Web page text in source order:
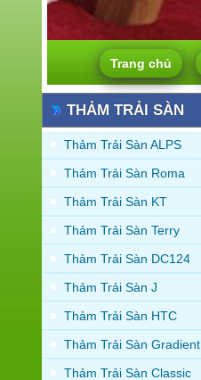
Trang chủ
THẢM TRẢI SÀN
Thảm Trải Sàn ALPS
Thảm Trải Sàn Roma
Thảm Trải Sàn KT
Thảm Trải Sàn Terry
Thảm Trải Sàn DC124
Thảm Trải Sàn J
Thảm Trải Sàn HTC
Thảm Trải Sàn Gradient
Thảm Trải Sàn Classic